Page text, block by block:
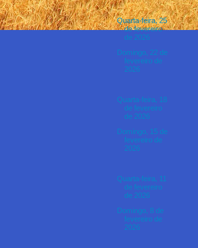
Quarta-feira, 25
de fevereiro
de 2026
Domingo, 22 de
fevereiro de
2026
Quarta-feira, 18
de fevereiro
de 2026
Domingo, 15 de
fevereiro de
2026
Quarta-feira, 11
de fevereiro
de 2026
Domingo, 8 de
fevereiro de
2026